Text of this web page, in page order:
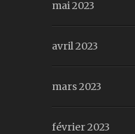
mai 2023
avril 2023
mars 2023
février 2023